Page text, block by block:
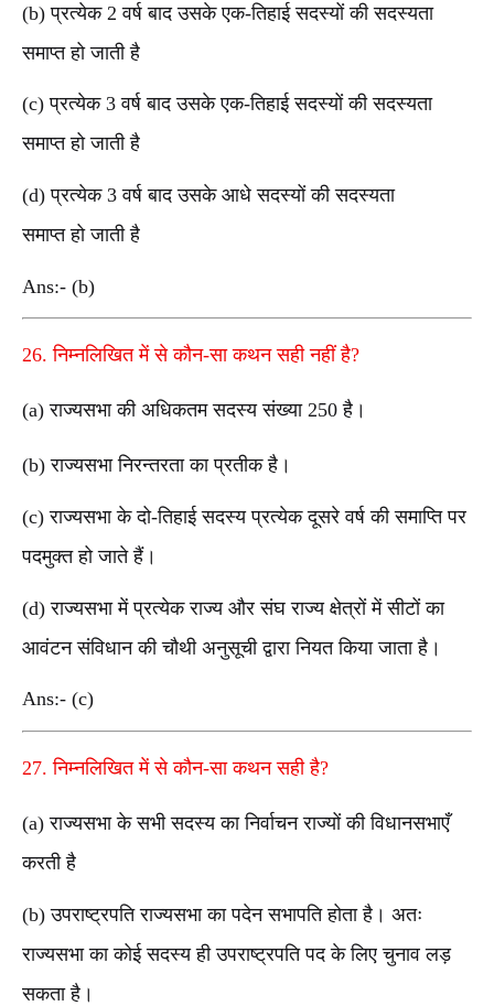
(b) प्रत्येक 2 वर्ष बाद उसके एक-तिहाई सदस्यों की सदस्यता
समाप्त हो जाती है
(c) प्रत्येक 3 वर्ष बाद उसके एक-तिहाई सदस्यों की सदस्यता
समाप्त हो जाती है
(d) प्रत्येक 3 वर्ष बाद उसके आधे सदस्यों की सदस्यता
समाप्त हो जाती है
Ans:- (b)
26. निम्नलिखित में से कौन-सा कथन सही नहीं है?
(a) राज्यसभा की अधिकतम सदस्य संख्या 250 है।
(b) राज्यसभा निरन्तरता का प्रतीक है।
(c) राज्यसभा के दो-तिहाई सदस्य प्रत्येक दूसरे वर्ष की समाप्ति पर
पदमुक्त हो जाते हैं।
(d) राज्यसभा में प्रत्येक राज्य और संघ राज्य क्षेत्रों में सीटों का
आवंटन संविधान की चौथी अनुसूची द्वारा नियत किया जाता है।
Ans:- (c)
27. निम्नलिखित में से कौन-सा कथन सही है?
(a) राज्यसभा के सभी सदस्य का निर्वाचन राज्यों की विधानसभाएँ
करती है
(b) उपराष्ट्रपति राज्यसभा का पदेन सभापति होता है। अतः
राज्यसभा का कोई सदस्य ही उपराष्ट्रपति पद के लिए चुनाव लड़
सकता है।